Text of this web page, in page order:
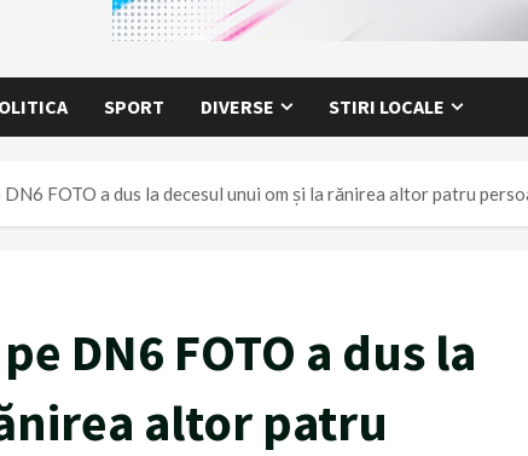
SPORT DIVERSE STIRI LOCALE
FOTO a dus la decesul unui om și la rănirea altor patru
DN6 FOTO a dus la
altor patru